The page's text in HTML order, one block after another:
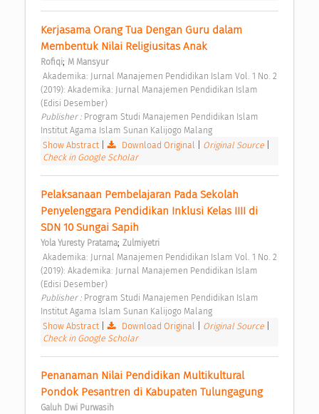
Kerjasama Orang Tua Dengan Guru dalam
Membentuk Nilai Religiusitas Anak
Rofiqi; M Mansyur
(2019): Akademika: Jurnal Manajemen Pendidikan Islam
(Edisi Desember)
Publisher : Program Studi Manajemen Pendidikan Islam
Institut Agama Islam Sunan Kalijogo Malang
Show Abstract| Download Original Original Source
Check in Google Scholar
Pelaksanaan Pembelajaran Pada Sekolah
Penyelenggara Pendidikan Inklusi Kelas IIII di
SDN 10 Sungai Sapih
Yola Yuresty Pratama; Zulmiyetri
(2019): Akademika: Jurnal Manajemen Pendidikan Islam
(Edisi Desember)
Publisher : Program Studi Manajemen Pendidikan Islam
Institut Agama Islam Sunan Kalijogo Malang
Show Abstract| Download Original Original Source
Check in Google Scholar
Penanaman Nilai Pendidikan Multikultural
Pondok Pesantren di Kabupaten Tulungagung
Galuh Dwi Purwasih